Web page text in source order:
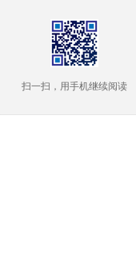
扫一扫，用手机继续阅读